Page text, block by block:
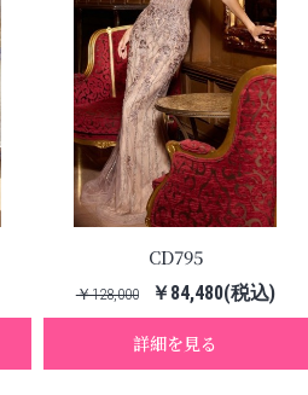
CD795
￥128,000 ￥84,480(税込)
詳細を見る